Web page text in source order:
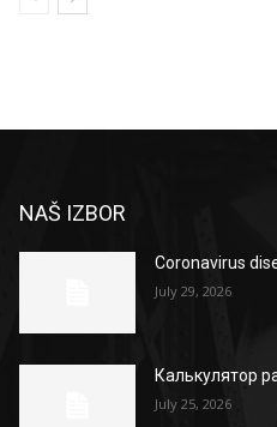
NAŠ IZBOR
Coronavirus
July 29, 2026
Калькулятор
July 25, 2026